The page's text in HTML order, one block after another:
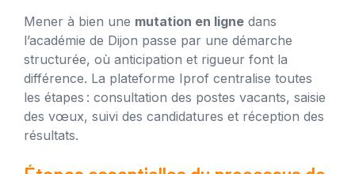
Mener à bien une mutation en ligne dans
l’académie de Dijon passe par une démarche
structurée, où anticipation et rigueur font la
différence. La plateforme Iprof centralise toutes
les étapes : consultation des postes vacants, saisie
des vœux, suivi des candidatures et réception des
résultats.